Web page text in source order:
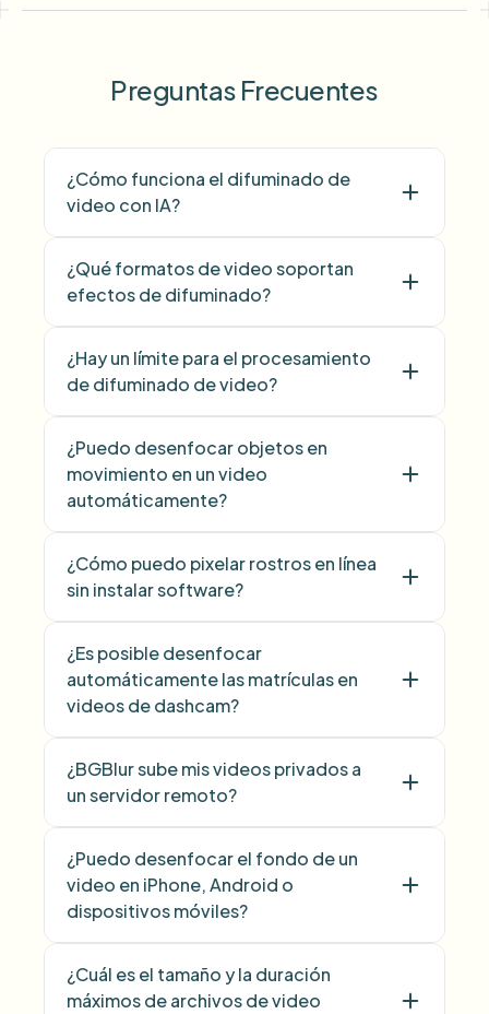
Preguntas Frecuentes
¿Cómo funciona el difuminado de
video con IA?
¿Qué formatos de video soportan
efectos de difuminado?
¿Hay un límite para el procesamiento
de difuminado de video?
¿Puedo desenfocar objetos en
movimiento en un video
automáticamente?
¿Cómo puedo pixelar rostros en línea
sin instalar software?
¿Es posible desenfocar
automáticamente las matrículas en
videos de dashcam?
¿BGBlur sube mis videos privados a
un servidor remoto?
¿Puedo desenfocar el fondo de un
video en iPhone, Android o
dispositivos móviles?
¿Cuál es el tamaño y la duración
máximos de archivos de video